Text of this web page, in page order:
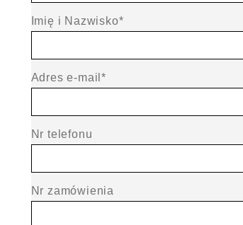
Imię i Nazwisko*
Adres e-mail*
Nr telefonu
Nr zamówienia